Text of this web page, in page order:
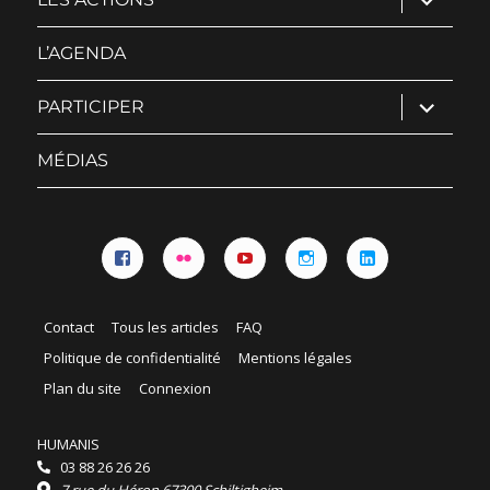
le
sous-
L’AGENDA
PARTICIPER ouvrir
le
sous-
MÉDIAS
Contact Tous les articles
FAQ
Politique de confidentialité
Mentions légales
Plan du site
Connexion
HUMANIS
03 88 26 26 26